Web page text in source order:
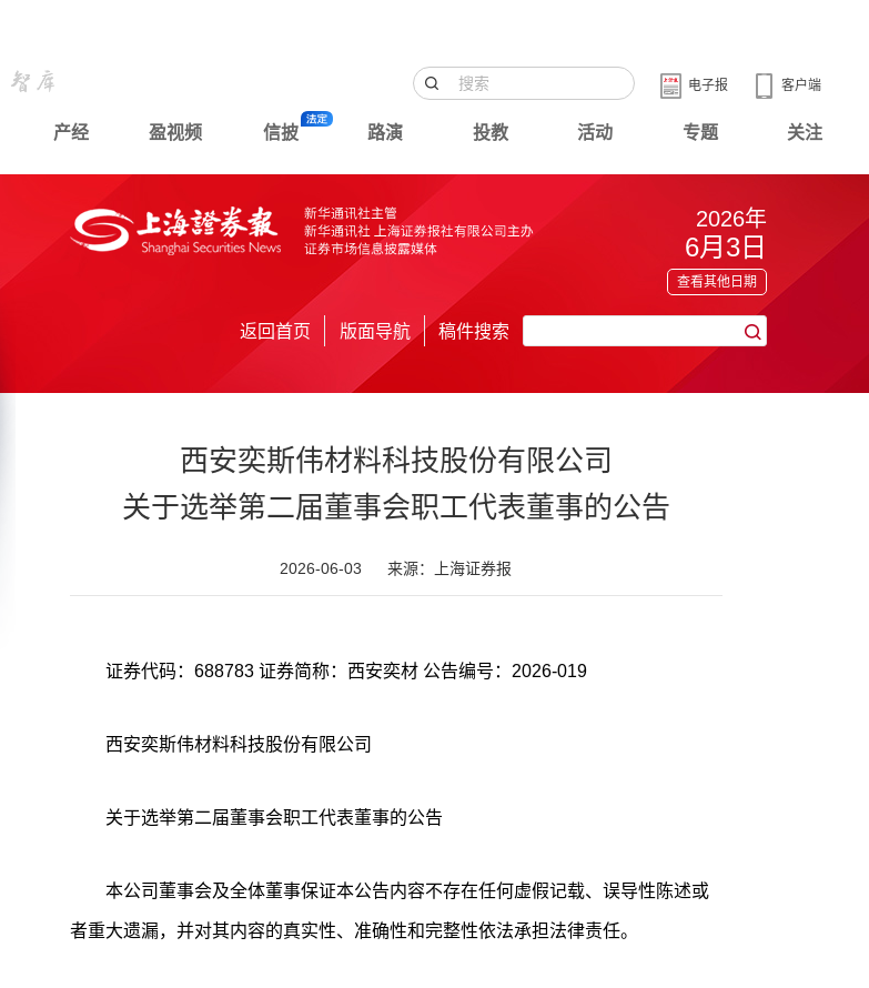
客户端
电子报
产经 盈视频 信披 路演 投教 活动 专题 关注
2026年
6月3日
查看其他日期
返回首页 版面导航 稿件搜索
西安奕斯伟材料科技股份有限公司
关于选举第二届董事会职工代表董事的公告
2026-06-03 来源：上海证券报
证券代码：688783 证券简称：西安奕材 公告编号：2026-019
西安奕斯伟材料科技股份有限公司
关于选举第二届董事会职工代表董事的公告
本公司董事会及全体董事保证本公告内容不存在任何虚假记载、误导性陈述或
者重大遗漏，并对其内容的真实性、准确性和完整性依法承担法律责任。